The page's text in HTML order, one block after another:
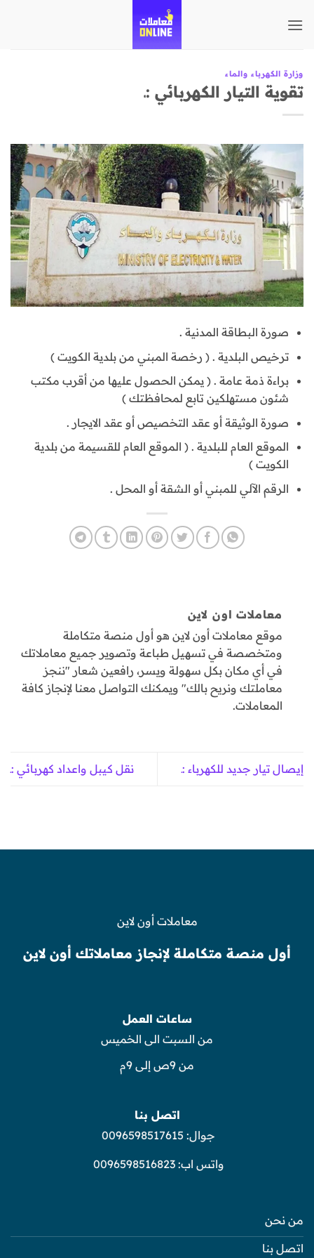
للمحتوى
وزارة الكهرباء والماء
تقوية التيار الكهربائي :ـ
صورة البطاقة المدنية .
ترخيص البلدية . ( رخصة المبني من بلدية الكويت )
براءة ذمة عامة . ( يمكن الحصول عليها من أقرب مكتب
شئون مستهلكين تابع لمحافظتك )
صورة الوثيقة أو عقد التخصيص أو عقد الايجار .
الموقع العام للبلدية . ( الموقع العام للقسيمة من بلدية
الكويت )
الرقم الآلي للمبني أو الشقة أو المحل .
معاملات اون لاين
موقع معاملات أون لاين هو أول منصة متكاملة
ومتخصصة في تسهيل طباعة وتصوير جميع معاملاتك
في أي مكان بكل سهولة ويسر، رافعين شعار "ننجز
معاملتك ونريح بالك" ويمكنك التواصل معنا لإنجاز كافة
المعاملات.
إيصال تيار جديد للكهرباء :ـ نقل كيبل واعداد كهربائي :ـ
معاملات أون لاين
أول منصة متكاملة لإنجاز معاملاتك أون لاين
ساعات العمل
من السبت الى الخميس
من 9ص إلى 9م
اتصل بنا
جوال: 0096598517615
واتس اب:0096598516823
من نحن
اتصل بنا